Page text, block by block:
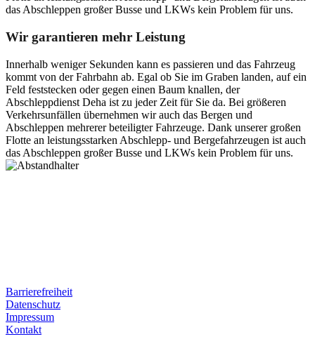
das Abschleppen großer Busse und LKWs kein Problem für uns.
Wir garantieren mehr Leistung
Innerhalb weniger Sekunden kann es passieren und das Fahrzeug
kommt von der Fahrbahn ab. Egal ob Sie im Graben landen, auf ein
Feld feststecken oder gegen einen Baum knallen, der
Abschleppdienst Deha ist zu jeder Zeit für Sie da. Bei größeren
Verkehrsunfällen übernehmen wir auch das Bergen und
Abschleppen mehrerer beteiligter Fahrzeuge. Dank unserer großen
Flotte an leistungsstarken Abschlepp- und Bergefahrzeugen ist auch
das Abschleppen großer Busse und LKWs kein Problem für uns.
Barrierefreiheit
Datenschutz
Impressum
Kontakt